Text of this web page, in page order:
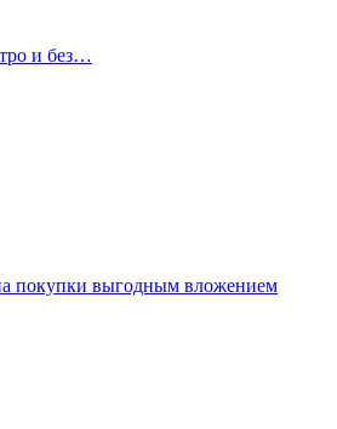
и без…
покупки выгодным вложением